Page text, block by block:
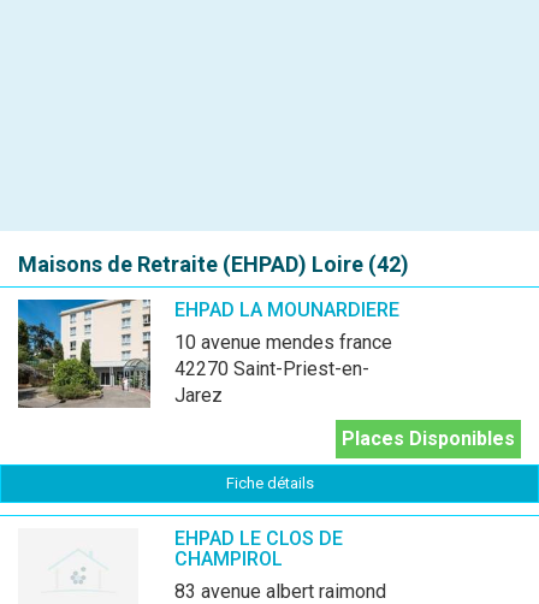
Maisons de Retraite (EHPAD) Loire (42)
EHPAD LA MOUNARDIERE
10 avenue mendes france
42270 Saint-Priest-en-
Jarez
Places Disponibles
Fiche détails
EHPAD LE CLOS DE
CHAMPIROL
83 avenue albert raimond